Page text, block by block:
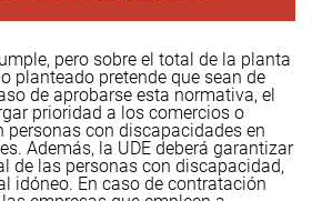
pero sobre el total de la planta
planteado pretende que sean de
de aprobarse esta normativa, el
prioridad a los comercios o
personas con discapacidades en
Además, la UDE deberá garantizar
de las personas con discapacidad,
idóneo. En caso de contratación